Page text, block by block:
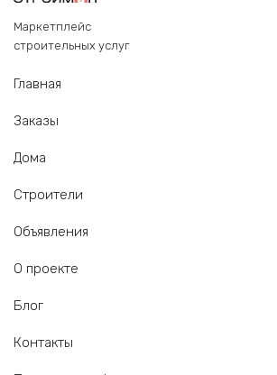
Маркетплейс
строительных услуг
Главная
Заказы
Дома
Строители
Объявления
О проекте
Блог
Контакты